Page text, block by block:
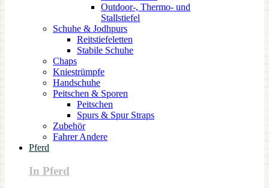
Outdoor-, Thermo- und
Stallstiefel
Schuhe & Jodhpurs
Reitstiefeletten
Stabile Schuhe
Chaps
Kniestrümpfe
Handschuhe
Peitschen & Sporen
Peitschen
Spurs & Spur Straps
Zubehör
Fahrer Andere
Pferd
In Pferd